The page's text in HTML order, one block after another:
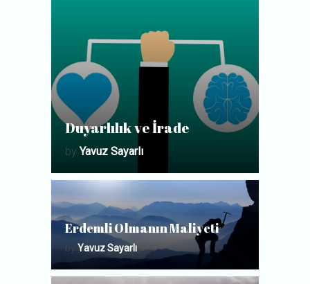
Duyarlılık ve İrade
by Yavuz Sayarlı
Erdemli Olmanın Maliyeti
by Yavuz Sayarlı